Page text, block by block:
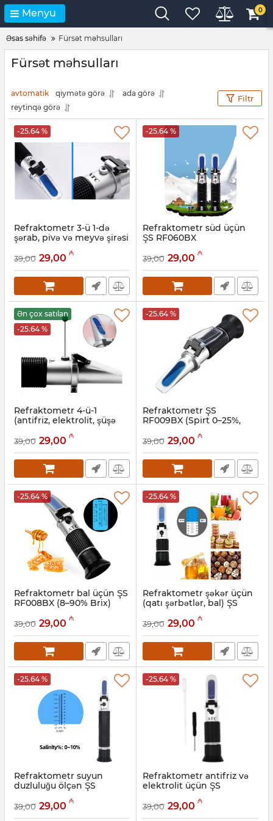
Menyu 0
Əsas səhifə Fürsət məhsulları
Fürsət məhsulları
avtomatik qiymətə görə
ada görə
reytinqə görə
Filtr
-25.64 %
Refraktometr 3-ü 1-də
şərab, pivə və meyvə şirəsi
ölçən) ŞS RF033BX
Artikul: 050001010
39,00 29,00 ₼
-25.64 %
Refraktometr süd üçün
ŞS RF060BX
050001009
39,00 29,00 ₼
Ən çox satılan
-25.64 %
Refraktometr 4-ü-1
(antifriz, elektrolit, şüşə
Artikul: 050001008
39,00 29,00 ₼
-25.64 %
Refraktometr ŞS
RF009BX (Spirt 0–25%,
Artikul: 050001007
39,00 29,00 ₼
-25.64 %
Refraktometr bal üçün ŞS
RF008BX (8–90% Brix)
050001006
39,00 29,00 ₼
-25.64 %
Refraktometr şəkər üçün
(qatı şərbətlər, bal) ŞS
Artikul: 050001005
39,00 29,00 ₼
-25.64 %
Refraktometr suyun
duzluluğu ölçən ŞS
Artikul: 050001004
39,00 29,00 ₼
-25.64 %
Refraktometr antifriz və
elektrolit üçün ŞS
Artikul: 050001003
39,00 29,00 ₼